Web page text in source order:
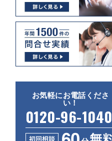
お気軽にお電話くださ
い！
0120-96-1040